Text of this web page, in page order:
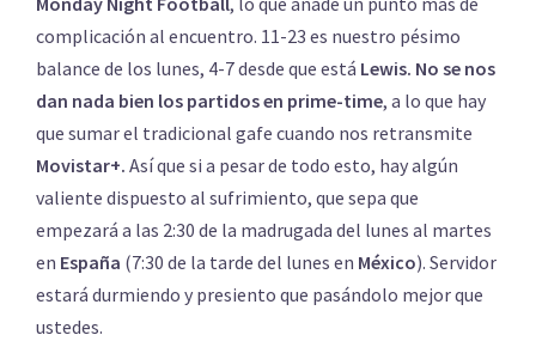
complicación al encuentro. 11-23 es nuestro pésimo
balance de los lunes, 4-7 desde que está Lewis. No se nos
dan nada bien los partidos en prime-time, a lo que hay
que sumar el tradicional gafe cuando nos retransmite
Movistar+. Así que si a pesar de todo esto, hay algún
valiente dispuesto al sufrimiento, que sepa que
empezará a las 2:30 de la madrugada del lunes al martes
en España (7:30 de la tarde del lunes en México). Servidor
estará durmiendo y presiento que pasándolo mejor que
ustedes.